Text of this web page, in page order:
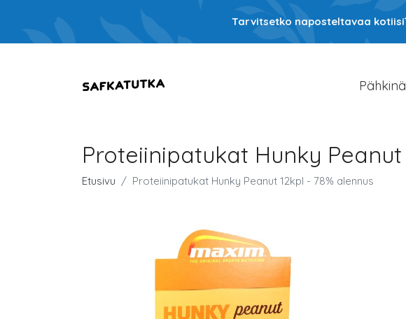
Tarvitsetko naposteltavaa
Proteiinipatukat Hunky Peanut
Etusivu Proteiinipatukat Hunky Peanut 12kpl - 78% alennus